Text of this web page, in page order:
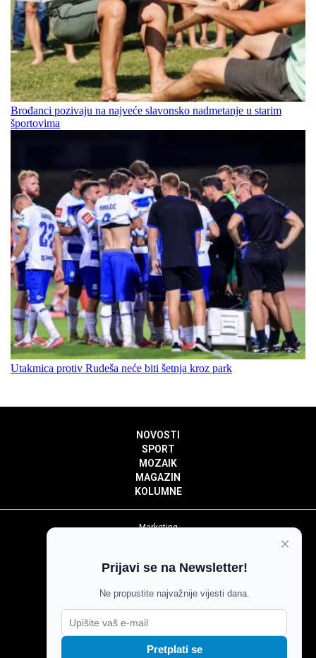
Brođanci pozivaju na najveće slavonsko nadmetanje u starim
športovima
Utakmica protiv Rudeša neće biti šetnja kroz park
NOVOSTI
SPORT
MOZAIK
MAGAZIN
KOLUMNE
Marketing
Impressum
Pravila komentiranja
Agroglas
×
Prijavi se na Newsletter!
Ne propustite najvažnije vijesti dana.
Pretplati se